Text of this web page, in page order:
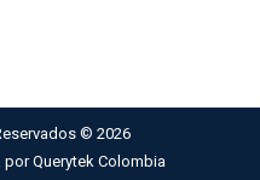
© 2026
porQuerytek Colombia